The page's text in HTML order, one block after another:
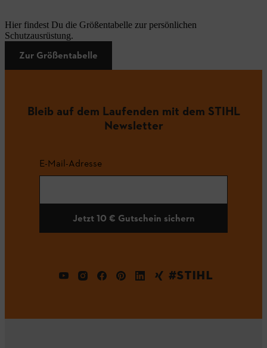
Hier findest Du die Größentabelle zur persönlichen
Schutzausrüstung.
Zur Größentabelle
Bleib auf dem Laufenden mit dem STIHL
Newsletter
E-Mail-Adresse
Jetzt 10 € Gutschein sichern
#STIHL